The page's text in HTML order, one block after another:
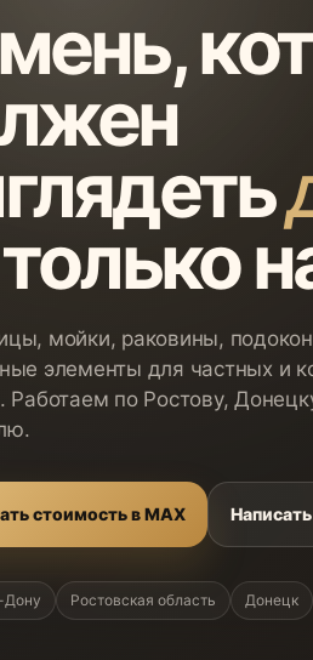
мойки, раковины,
элементы для частных и
Работаем по Ростову,
стоимость в MAX
Дону Ростовская область Донецк